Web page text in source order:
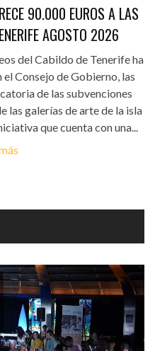
90.000 EUROS A LAS
AGOSTO 2026
del Cabildo de Tenerife ha
Consejo de Gobierno, las
de las subvenciones
las galerías de arte de la isla
que cuenta con una...